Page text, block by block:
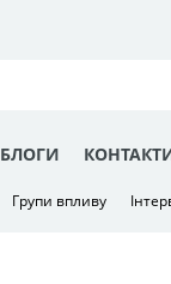
БЛОГИ
Групи впливу